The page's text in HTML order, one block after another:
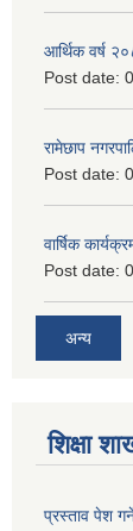
आर्थिक वर्ष
Post date:
रामेछाप
Post date:
वार्षिक
Post date:
अन्य
शिक्षा
प्रस्ताव पेश